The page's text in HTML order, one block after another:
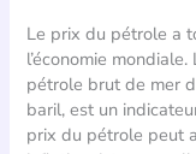
Le prix du pétrole a
l’économie
pétrole brut de mer
baril, est un
prix du pétrole peut